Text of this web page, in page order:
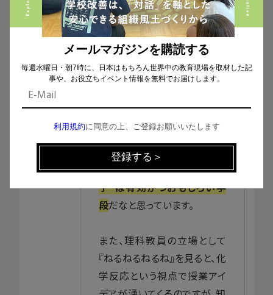
理科の授業でいくと、原理を理
論的に、しかも五感を刺激しな
がら体験できるのが良くて。確
ではなく、五感の刺激を伴う知
識になるので、真の学びにつ
なげていくという点で知育菓
子®は有効かつおもしろい手
段だなと思っています。
また、理科教員の立場として
『ねるねるねるね』を見ると、化
学反応という視点で授業アイ
メールマガジンを購読する
毎週水曜日・朝7時に、日本はもちろん世界中の教育現場を取材した記
事や、お役立ちイベント情報を無料でお届けします。
利用規約に同意の上、ご登録お願いいたします